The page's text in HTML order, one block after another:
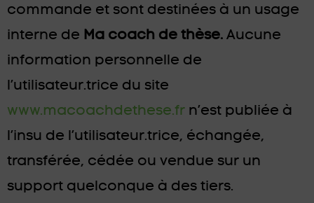
commande et sont destinées à un usage
interne de Ma coach de thèse. Aucune
information personnelle de
l’utilisateur.trice du site
www.macoachdethese.fr n’est publiée à
l’insu de l’utilisateur.trice, échangée,
transférée, cédée ou vendue sur un
support quelconque à des tiers.